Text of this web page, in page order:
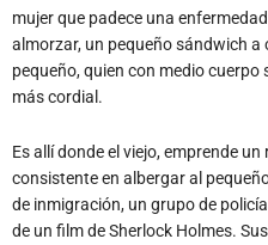
mujer que padece una
almorzar, un pequeño sándwich a
pequeño, quien con medio
más cordial.
Es allí donde el viejo, emprende
consistente en albergar al
de inmigración, un grupo de
de un film de Sherlock Holmes.